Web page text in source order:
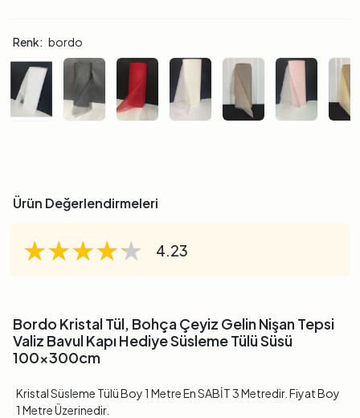
Renk: bordo
Ürün Değerlendirmeleri
★★★★★
★★★★★
★★★★★ 4.23
Bordo Kristal Tül, Bohça Çeyiz Gelin Nişan Tepsi
Valiz Bavul Kapı Hediye Süsleme Tülü Süsü
100x300cm
Kristal Süsleme Tülü Boy 1 Metre En SABİT 3 Metredir. Fiyat Boy
1 Metre Üzerinedir.